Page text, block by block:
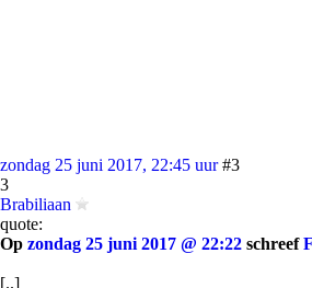
zondag 25 juni 2017, 22:45 uur #3
3
Brabiliaan
quote:
Op zondag 25 juni 2017 @ 22:22 schreef
[..]